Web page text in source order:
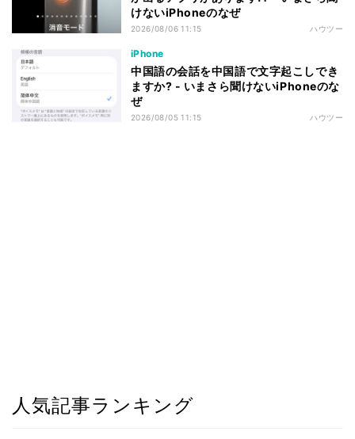
けないiPhoneのなぜ
2026/08/06 11:15 ハウツー
iPhone
中国語の会話を中国語で文字起こしでき
ますか? - いまさら聞けないiPhoneのな
ぜ
2026/08/05 11:15 ハウツー
人気記事ランキング